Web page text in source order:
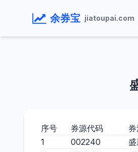
余券宝 jiatoupai.com
序号 券源代码
1
002240